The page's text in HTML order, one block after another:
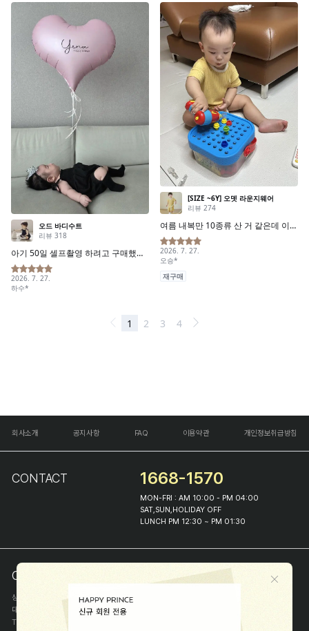
회사소개 공지사항 FAQ 이용약관 개인정보취급방침
CONTACT 1668-1570
MON-FRI : AM 10:00 - PM 04:00
SAT,SUN,HOLIDAY OFF
LUNCH PM 12:30 ~ PM 01:30
COMPANY INFO
상호
(주)해피프린스
대표
이화진
TEL